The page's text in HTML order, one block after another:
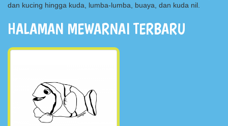
dan kucing hingga kuda, lumba-lumba, buaya, dan kuda nil.
HALAMAN MEWARNAI TERBARU